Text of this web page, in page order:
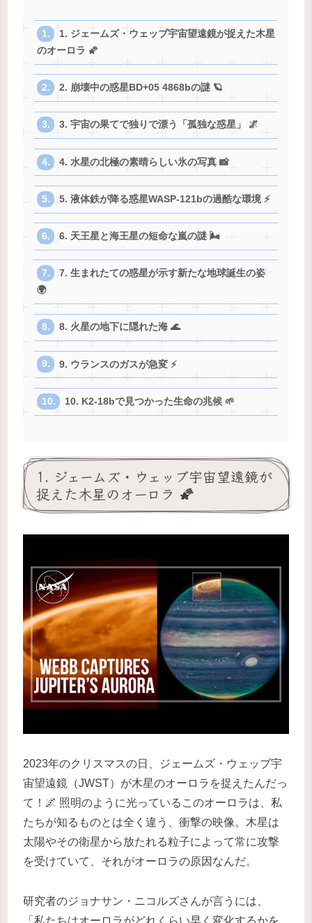
1. ジェームズ・ウェッブ宇宙望遠鏡が捉えた木星
のオーロラ 🌠
2. 崩壊中の惑星BD+05 4868bの謎 🪐
3. 宇宙の果てで独りで漂う「孤独な惑星」 🌌
4. 水星の北極の素晴らしい氷の写真 📸
5. 液体鉄が降る惑星WASP-121bの過酷な環境 ⚡
6. 天王星と海王星の短命な嵐の謎 🌬️
7. 生まれたての惑星が示す新たな地球誕生の姿
🌍
8. 火星の地下に隠れた海 🌊
9. ウランスのガスが急変 ⚡
10. K2-18bで見つかった生命の兆候 🌱
1. ジェームズ・ウェッブ宇宙望遠鏡が
捉えた木星のオーロラ 🌠
2023年のクリスマスの日、ジェームズ・ウェッブ宇
宙望遠鏡（JWST）が木星のオーロラを捉えたんだっ
て！🌌 照明のように光っているこのオーロラは、私
たちが知るものとは全く違う、衝撃の映像。木星は
太陽やその衛星から放たれる粒子によって常に攻撃
を受けていて、それがオーロラの原因なんだ。
研究者のジョナサン・ニコルズさんが言うには、
「私たちはオーロラがどれくらい早く変化するかを